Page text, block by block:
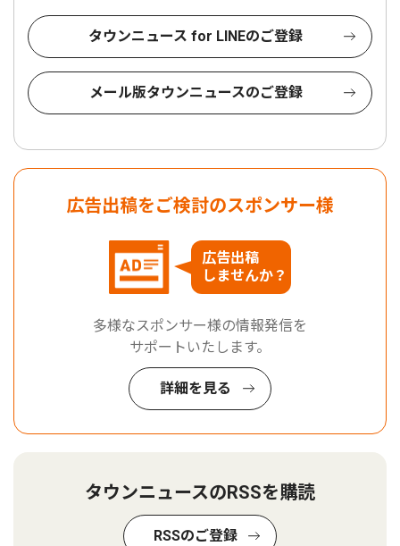
タウンニュース for LINEのご登録
メール版タウンニュースのご登録
広告出稿をご検討のスポンサー様
広告出稿
しませんか？
多様なスポンサー様の情報発信を
サポートいたします。
詳細を見る
タウンニュースのRSSを購読
RSSのご登録